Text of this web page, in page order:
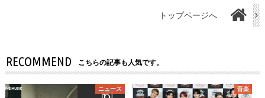
トップページへ
RECOMMEND こちらの記事も人気です。
ニュース 音楽